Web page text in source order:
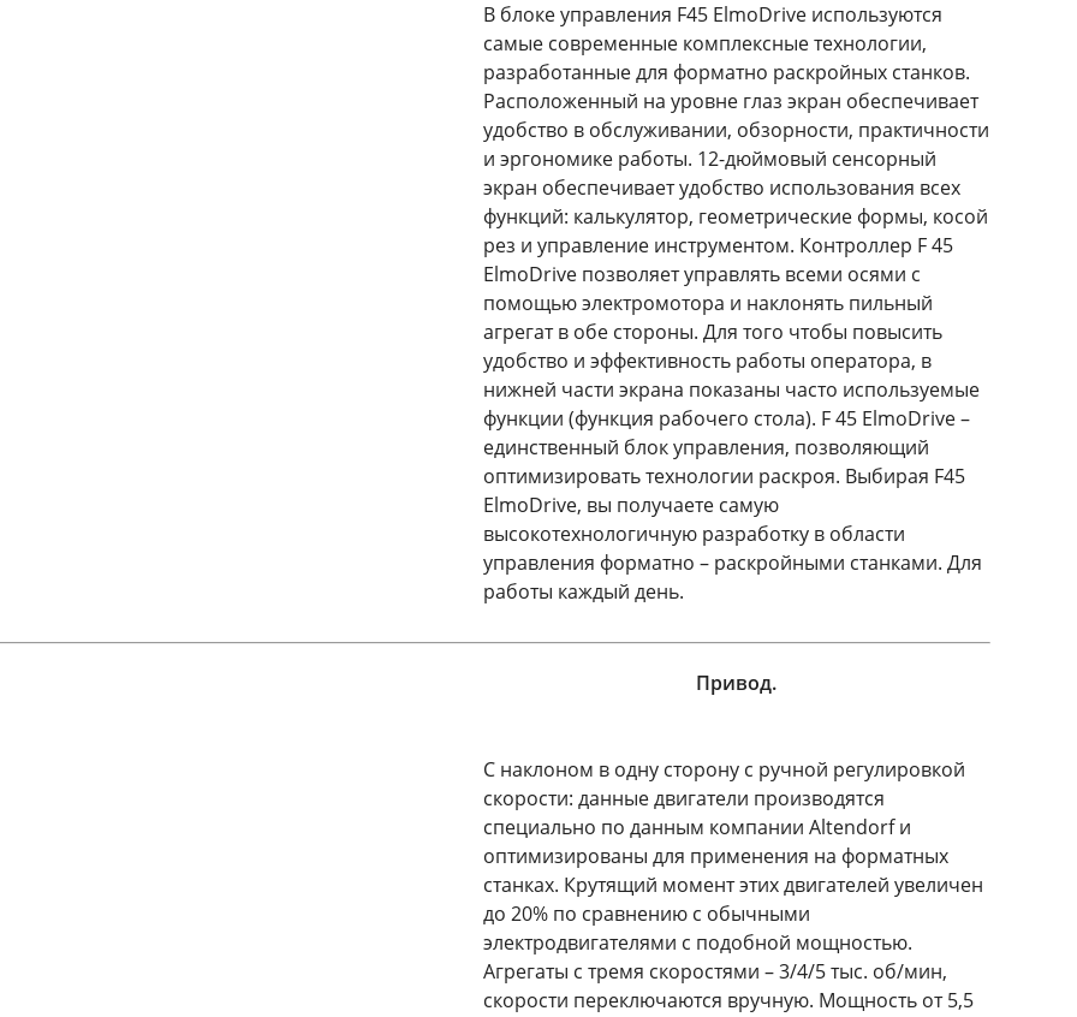
В блоке управления F45 ElmoDrive используются
самые современные комплексные технологии,
разработанные для форматно раскройных станков.
Расположенный на уровне глаз экран обеспечивает
удобство в обслуживании, обзорности, практичности
и эргономике работы. 12-дюймовый сенсорный
экран обеспечивает удобство использования всех
функций: калькулятор, геометрические формы, косой
рез и управление инструментом. Контроллер F 45
ElmoDrive позволяет управлять всеми осями с
помощью электромотора и наклонять пильный
агрегат в обе стороны. Для того чтобы повысить
удобство и эффективность работы оператора, в
нижней части экрана показаны часто используемые
функции (функция рабочего стола). F 45 ElmoDrive –
единственный блок управления, позволяющий
оптимизировать технологии раскроя. Выбирая F45
ElmoDrive, вы получаете самую
высокотехнологичную разработку в области
управления форматно – раскройными станками. Для
работы каждый день.
Привод.
С наклоном в одну сторону с ручной регулировкой
скорости: данные двигатели производятся
специально по данным компании Altendorf и
оптимизированы для применения на форматных
станках. Крутящий момент этих двигателей увеличен
до 20% по сравнению с обычными
электродвигателями с подобной мощностью.
Агрегаты с тремя скоростями – 3/4/5 тыс. об/мин,
скорости переключаются вручную. Мощность от 5,5